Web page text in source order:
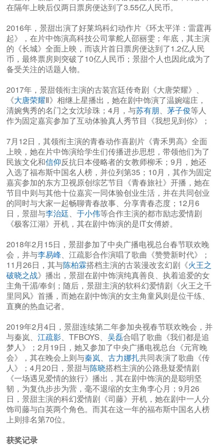
在隔年上映后仅两日票房便达到了3.55亿人民币。
2016年，景甜出演了好莱坞科幻动作片《环太平洋：雷霆再
起》，在片中饰演高科技公司掌舵人邵丽雯；年底，其主演
的《长城》全面上映，而该片首日票房便达到了1.2亿人民
币，最终票房则突破了10亿人民币；景甜个人也因此成为了
备受关注的话题人物。
2017年，景甜领衔主演的古装宫廷传奇剧《大唐荣耀》、
《大唐荣耀Ⅱ》相继上星播出，她在剧中饰演了温婉端庄，
清婉隽秀的名门之女沈珍珠；4月，与苏有朋、 茅子俊等人
作为固定嘉宾参加了互动体验真人秀节目《我想见到你》；
7月12日，其领衔主演的青春动作喜剧片《青禾男高》全面
上映，她在片中饰演给学生们传播进步思想，带领他们为了
民族文化和信仰反抗日本侵略者的女教师柳禾；9月，她还
入选了福布斯中国名人榜，并位列第35；10月，其作为固定
嘉宾参加的东方卫视原创综艺节目《青春旅社》开播，她在
节目中则与其他十位嘉宾一同体验创业生活，并在共同创业
的同时与大家一起畅聊青春故事、分享青春态度；12月6
日，景甜与李治廷、 于小伟等合作主演的都市励志爱情剧
《极客江湖》开机，其在剧中饰演的是IT女傅娇。
2018年2月15日，景甜参加了中央广播电视总台春节联欢晚
会，并与李易峰、江疏影合作演唱了歌曲《赞赞新时代》；
11月26日，其与陈柏霖搭档主演的古装漫改玄幻剧《火王之
破晓之战》播出，景甜在剧中饰演纯真善良、执着追爱的女
主角千湄/奉剑；随后，景甜主演的软科幻爱情剧《火王之千
里同风》首播，而她在剧中饰演的女主角童风则是位干练、
直爽的热血记者。
2019年2月4日，景甜连续第二年参加央视春节联欢晚会，并
与秦岚、 江疏影、TFBOYS、 吴磊合唱了歌曲《我们都是追
梦人》；2月19日，她又参加了中央广播电视总台《元宵晚
会》，其在晚会上则与秦岚、 古力娜扎共同表演了歌曲《传
人》；4月20日，景甜与陈晓搭档主演的公路悬疑爱情剧
《一场遇见爱情的旅行》播出，其在剧中饰演的是聪明坚
韧，为复仇步步为营，毫不退缩的女主角李心月；9月26
日，景甜主演的科幻爱情剧《司藤》开机，她在剧中一人分
饰司藤与白英两个角色。而其在这一年的福布斯中国名人榜
上则排名第70位。
获奖记录